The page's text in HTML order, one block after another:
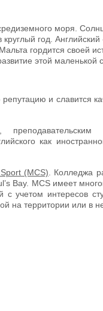
моря.
год.
гордится своей
этой маленькой
и славится
как
(MCS) . Колледжа
Bay. MCS имеет
учетом интересов
на территории или в